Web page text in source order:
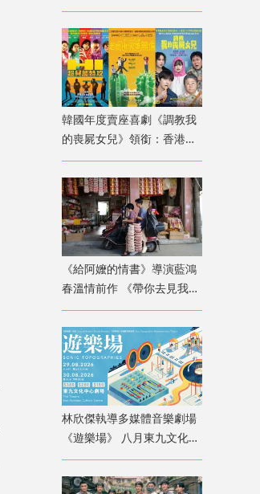
太陽》改編電影十月上映
韓國年度賣座喜劇《調教我
的喪屍女兒》領銜：香港韓
國電影週8月放映
《給阿嬤的情書》導演藍鴻
春溫情前作 《帶你去見我
媽》暖心上映
林欣傑執導多媒體音樂劇場
《遊樂場》 八月東九文化中
心上演